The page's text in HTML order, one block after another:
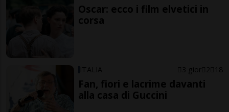
Oscar: ecco i film elvetici in
corsa
ITALIA 3 gior 2 18
Fan, fiori e lacrime davanti
alla casa di Guccini